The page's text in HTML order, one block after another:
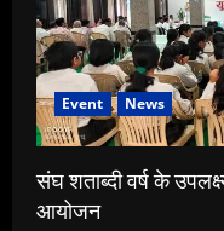
Event News
संघ शताब्दी वर्ष के
आयोजन